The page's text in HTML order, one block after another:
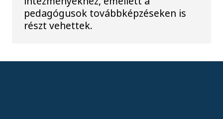
pedagógusok továbbképzéseken is
részt vehettek.